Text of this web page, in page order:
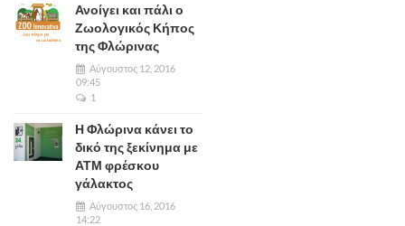
Ανοίγει και πάλι ο
Ζωολογικός Κήπος
της Φλώρινας
Αύγουστος 12, 2016
09:45
1
Η Φλώρινα κάνει το
δικό της ξεκίνημα με
ΑΤΜ φρέσκου
γάλακτος
Αύγουστος 16, 2016
14:22